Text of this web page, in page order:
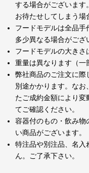
する場合がございます
お待たせしてしまう場
フードモデルは全品手
多少異なる場合がござ
フードモデルの大きさ
重量は異なります（一
弊社商品のご注文に際
別途かかります。なお
たご成約金額により変
てご確認ください。
容器付のもの・飲み物
い商品がございます。
特注品や別注品、名入
ん。ご了承下さい。